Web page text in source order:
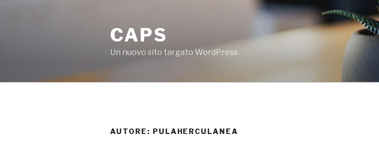
CAPS
Un nuovo sito targato WordPress
AUTORE: PULAHERCULANEA